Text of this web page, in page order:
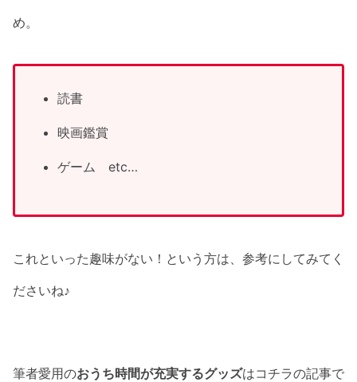
め。
読書
映画鑑賞
ゲーム etc…
これといった趣味がない！という方は、参考にしてみてく
ださいね♪
筆者愛用のおうち時間が充実するグッズはコチラの記事で